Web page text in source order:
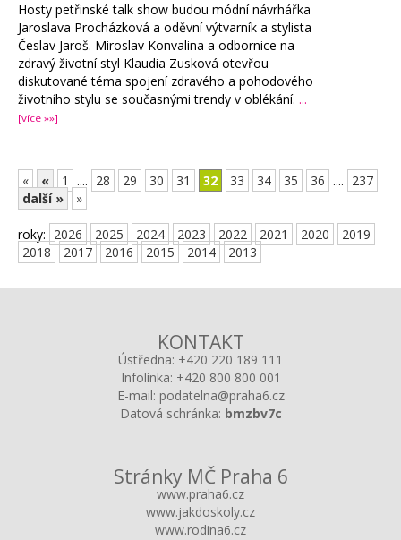
Hosty petřinské talk show budou módní návrhářka
Jaroslava Procházková a oděvní výtvarník a stylista
Česlav Jaroš. Miroslav Konvalina a odbornice na
zdravý životní styl Klaudia Zusková otevřou
diskutované téma spojení zdravého a pohodového
životního stylu se současnými trendy v oblékání. ...
[více »»]
« « 1 .... 28 29 30 31 32 33 34 35 36 .... 237
další »
»
roky: 2026 2025 2024 2023 2022 2021 2020
2019
2018
2017 2016 2015 2014 2013
KONTAKT
Ústředna: +420 220 189 111
Infolinka: +420 800 800 001
E-mail: podatelna@praha6.cz
Datová schránka: bmzbv7c
Stránky MČ Praha 6
www.praha6.cz
www.jakdoskoly.cz
www.rodina6.cz